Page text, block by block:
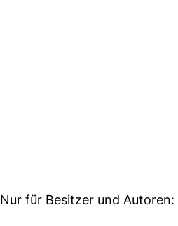
Nur für Besitzer und Autoren: